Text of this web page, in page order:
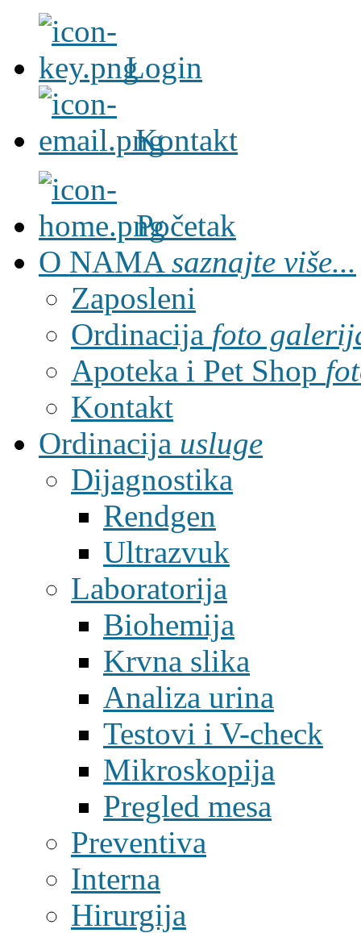
Login
Kontakt
Početak
O NAMA saznajte više...
Zaposleni
Ordinacija foto
Apoteka i Pet Shop
Kontakt
Ordinacija usluge
Dijagnostika
Rendgen
Ultrazvuk
Laboratorija
Biohemija
Krvna slika
Analiza urina
Testovi i V-check
Mikroskopija
Pregled mesa
Preventiva
Interna
Hirurgija